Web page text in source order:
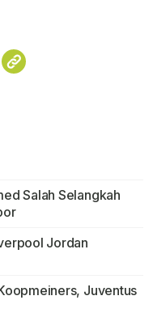
Salah Selangkah
Jordan
Juventus